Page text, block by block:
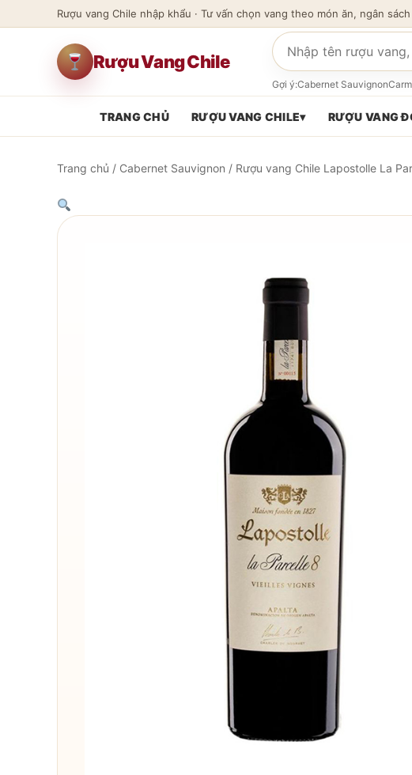
Rượu vang Chile nhập khẩu · Tư vấn chọn vang theo món ăn, ngân
Rượu Vang Chile
Tìm kiếm sản phẩm
Gợi ý:Cabernet Sauvignon
TRANG CHỦ RƯỢU VANG CHILE▾ RƯỢU VANG
Trang chủ / Cabernet Sauvignon / Rượu vang Chile Lapostolle La